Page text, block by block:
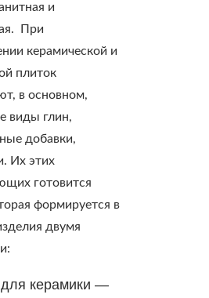
и
При
керамической и
плиток
в основном,
виды глин,
добавки,
Их этих
готовится
формируется в
двумя
для керамики —